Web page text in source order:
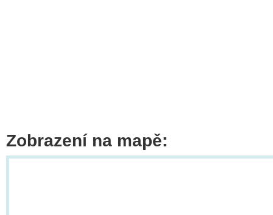
Zobrazení na mapě: